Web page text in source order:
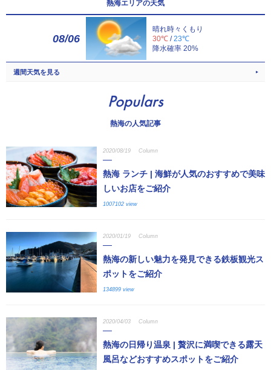
熱海エリアの天気
08/06
晴れ時々くもり
30℃ /23℃
降水確率 20%
週間天気を見る
Populars
熱海の人気記事
2020/08/19 Column
熱海 ランチ | 海鮮が人気のおすすめで美味
しいお店をご紹介
1007102 view
2020/01/19 Column
熱海の新しい魅力を発見できる鉄板観光ス
ポットをご紹介
134899 view
2020/04/03 Column
熱海の日帰り温泉 | 贅沢に満喫できる露天
風呂などおすすめスポットをご紹介